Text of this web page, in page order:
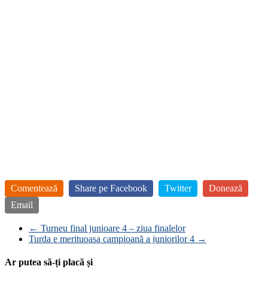
Comentează Share pe Facebook Twitter
Donează
Email
← Turneu final junioare 4 – ziua finalelor
Turda e merituoasa campioană a juniorilor 4 →
Ar putea să-ți placă și